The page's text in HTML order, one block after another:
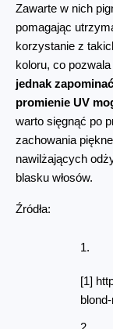
Zawarte w nich
pomagając
korzystanie z
koloru, co
jednak
promienie UV
warto sięgnąć po
zachowania
nawilżających
blasku włosów.
Źródła:
[1]